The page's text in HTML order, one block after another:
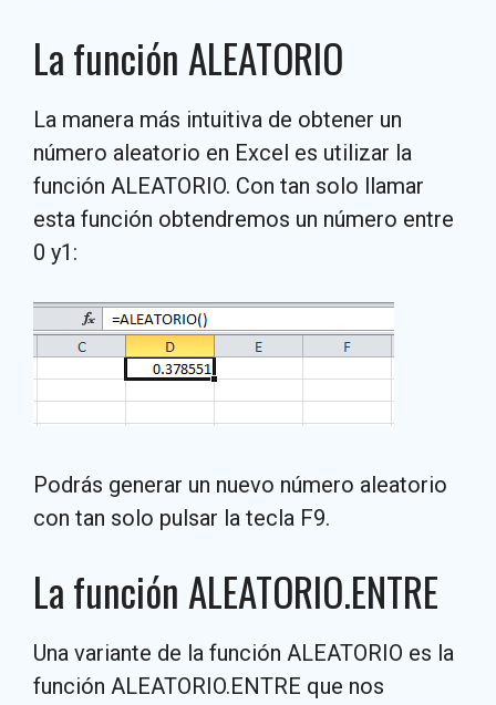
La función ALEATORIO
La manera más intuitiva de obtener un
número aleatorio en Excel es utilizar la
función ALEATORIO. Con tan solo llamar
esta función obtendremos un número entre
0 y1:
Podrás generar un nuevo número aleatorio
con tan solo pulsar la tecla F9.
La función ALEATORIO.ENTRE
Una variante de la función ALEATORIO es la
función ALEATORIO.ENTRE que nos